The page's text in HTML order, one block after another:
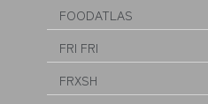
FOODATLAS
FRI FRI
FRXSH